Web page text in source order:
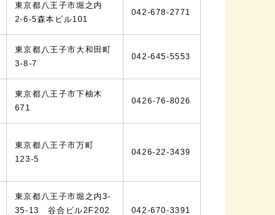
東京都八王子市堀之内
2-6-5森本ビル101
042-678-2771
東京都八王子市大和田町
3-8-7
042-645-5553
東京都八王子市下柚木
671
0426-76-8026
東京都八王子市万町
123-5
0426-22-3439
東京都八王子市堀之内3-
35-13 谷合ビル2F202
042-670-3391